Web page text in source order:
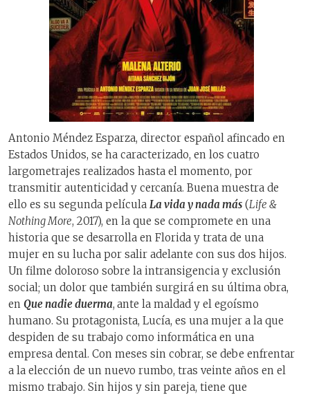
Antonio Méndez Esparza, director español afincado en
Estados Unidos, se ha caracterizado, en los cuatro
largometrajes realizados hasta el momento, por
transmitir autenticidad y cercanía. Buena muestra de
ello es su segunda película La vida y nada más (Life &
Nothing More, 2017), en la que se compromete en una
historia que se desarrolla en Florida y trata de una
mujer en su lucha por salir adelante con sus dos hijos.
Un filme doloroso sobre la intransigencia y exclusión
social; un dolor que también surgirá en su última obra,
en Que nadie duerma, ante la maldad y el egoísmo
humano. Su protagonista, Lucía, es una mujer a la que
despiden de su trabajo como informática en una
empresa dental. Con meses sin cobrar, se debe enfrentar
a la elección de un nuevo rumbo, tras veinte años en el
mismo trabajo. Sin hijos y sin pareja, tiene que